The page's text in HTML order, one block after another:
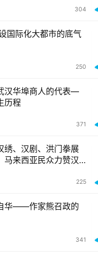
304
国际化大都市的底气
250
汉华埠商人的代表—
历程
371
绣、汉剧、洪门拳展
马来西亚民众力赞汉
225
华——作家熊召政的
341